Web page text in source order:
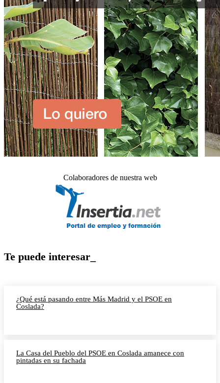
Colaboradores de nuestra web
Te puede interesar_
¿Qué está pasando entre Más Madrid y el PSOE en
Coslada?
La Casa del Pueblo del PSOE en Coslada amanece con
pintadas en su fachada